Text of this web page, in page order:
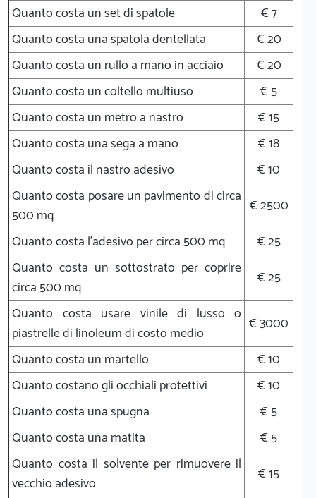
Quanto costa un set di spatole
€ 7
Quanto costa una spatola dentellata
€ 20
Quanto costa un rullo a mano in acciaio
€ 20
Quanto costa un coltello multiuso
€ 5
Quanto costa un metro a nastro
€ 15
Quanto costa una sega a mano
€ 18
Quanto costa il nastro adesivo
€ 10
Quanto costa posare un pavimento di circa
500 mq
€ 2500
Quanto costa l'adesivo per circa 500 mq
€ 25
Quanto costa un sottostrato per coprire
circa 500 mq
€ 25
Quanto costa usare vinile di lusso o
piastrelle di linoleum di costo medio
€ 3000
Quanto costa un martello
€ 10
Quanto costano gli occhiali protettivi
€ 10
Quanto costa una spugna
€ 5
Quanto costa una matita
€ 5
Quanto costa il solvente per rimuovere il
vecchio adesivo
€ 15